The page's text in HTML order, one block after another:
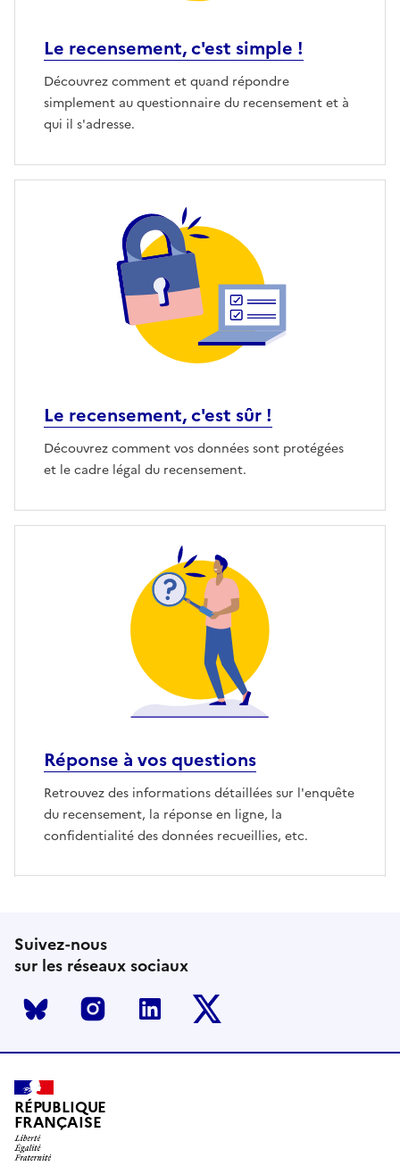
Le recensement, c'est simple !
Découvrez comment et quand répondre
simplement au questionnaire du recensement et à
qui il s'adresse.
Le recensement, c'est sûr !
Découvrez comment vos données sont protégées
et le cadre légal du recensement.
Réponse à vos questions
Retrouvez des informations détaillées sur l'enquête
du recensement, la réponse en ligne, la
confidentialité des données recueillies, etc.
Suivez-nous
sur les réseaux sociaux
Bluesky
InstagramLinkedIn
RÉPUBLIQUE
FRANÇAISE